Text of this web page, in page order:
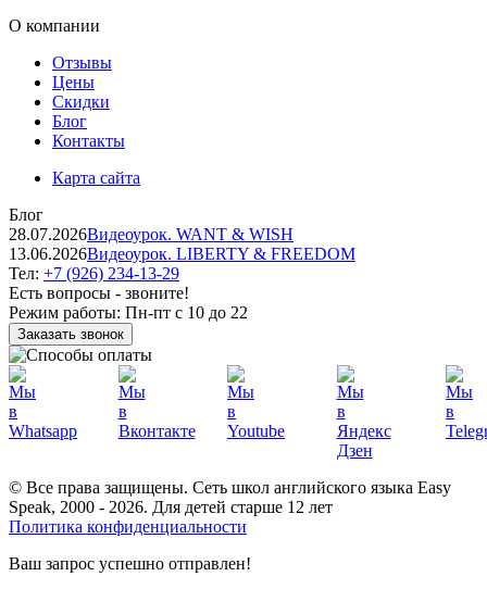
О компании
Отзывы
Цены
Скидки
Блог
Контакты
Карта сайта
Блог
28.07.2026Видеоурок. WANT & WISH
13.06.2026Видеоурок. LIBERTY & FREEDOM
Тел: +7 (926) 234-13-29
Есть вопросы - звоните!
Режим работы: Пн-пт с 10 до 22
Заказать звонок
© Все права защищены. Сеть школ английского языка Easy
Speak, 2000 - 2026. Для детей старше 12 лет
Политика конфиденциальности
Ваш запрос успешно отправлен!